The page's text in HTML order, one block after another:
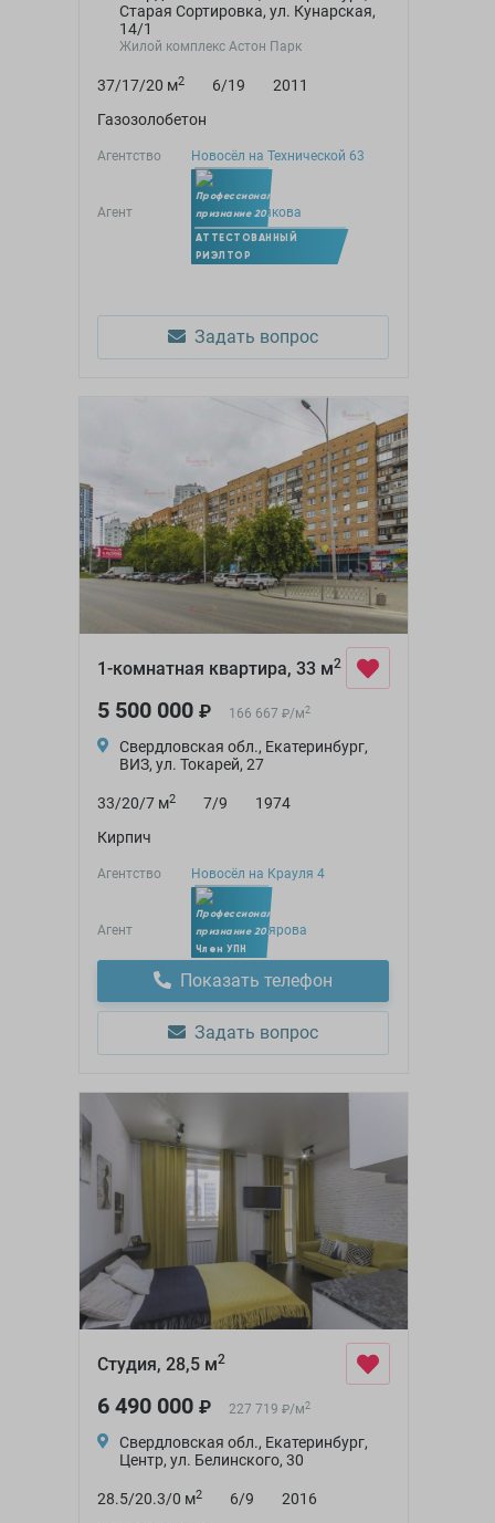
Старая Сортировка, ул. Кунарская,
14/1
Жилой комплекс Астон Парк
37/17/20 м2 6/19
2011
Газозолобетон
Агентство Новосёл на Технической 63
Член УПН
Агент Нинель Вотякова
АТТЕСТОВАННЫЙ
РИЭЛТОР
Задать вопрос
1-комнатная квартира, 33 м2
5 500 000 ₽ 166 667 ₽/м2
Свердловская обл., Екатеринбург,
ВИЗ, ул. Токарей, 27
33/20/7 м2 7/9
1974
Кирпич
Агентство Новосёл на Крауля 4
Член УПН
Агент Любовь Склярова
Показать телефон
Задать вопрос
Студия, 28,5 м2
6 490 000 ₽ 227 719 ₽/м2
Свердловская обл., Екатеринбург,
Центр, ул. Белинского, 30
28.5/20.3/0 м2 6/9
2016